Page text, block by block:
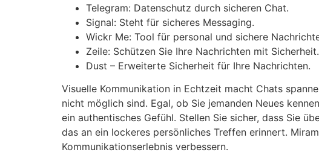
Telegram: Datenschutz durch sicheren Chat.
Signal: Steht für sicheres Messaging.
Wickr Me: Tool für personal und sichere
Zeile: Schützen Sie Ihre Nachrichten mit Sicherheit.
Dust – Erweiterte Sicherheit für Ihre Nachrichten.
Visuelle Kommunikation in Echtzeit macht Chats
nicht möglich sind. Egal, ob Sie jemanden Neues
ein authentisches Gefühl. Stellen Sie sicher, dass Sie
das an ein lockeres persönliches Treffen erinnert.
Kommunikationserlebnis verbessern.